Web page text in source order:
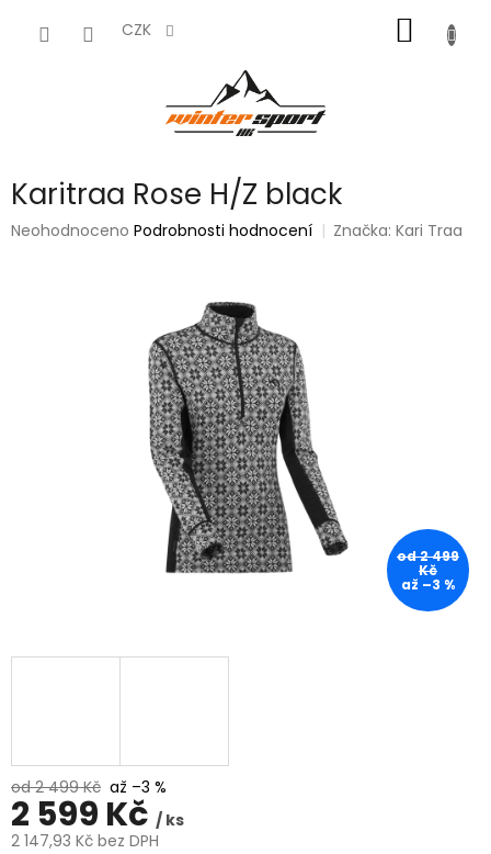
CZK
KOŠÍK
Karitraa Rose H/Z black
Průměrné
Neohodnoceno Podrobnosti hodnocení Značka:Kari Traa
od 2 499
Kč
až –3 %
od 2 499 Kč až –3 %
2 599 Kč / ks
2 147,93 Kč bez DPH